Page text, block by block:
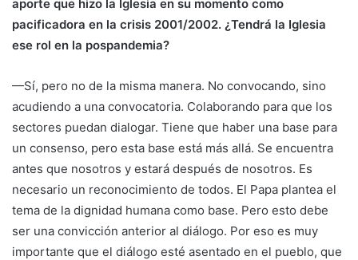
aporte que hizo la Iglesia en su momento como
pacificadora en la crisis 2001/2002. ¿Tendrá la Iglesia
ese rol en la pospandemia?
—Sí, pero no de la misma manera. No convocando, sino
acudiendo a una convocatoria. Colaborando para que los
sectores puedan dialogar. Tiene que haber una base para
un consenso, pero esta base está más allá. Se encuentra
antes que nosotros y estará después de nosotros. Es
necesario un reconocimiento de todos. El Papa plantea el
tema de la dignidad humana como base. Pero esto debe
ser una convicción anterior al diálogo. Por eso es muy
importante que el diálogo esté asentado en el pueblo, que